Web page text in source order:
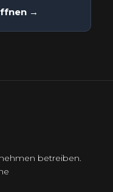
→
betreiben.